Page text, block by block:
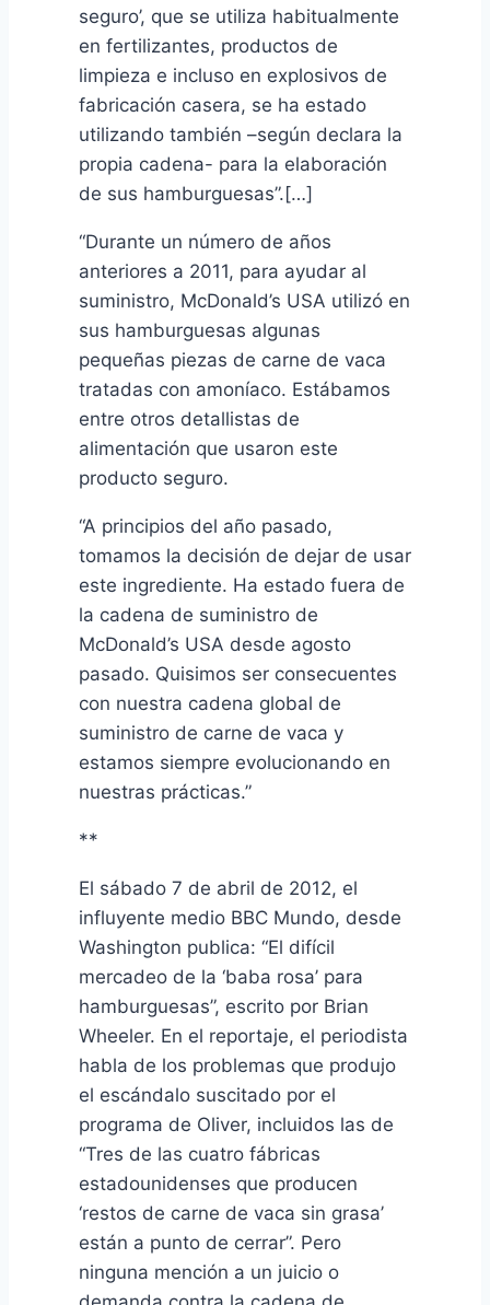
seguro’, que se utiliza habitualmente
en fertilizantes, productos de
limpieza e incluso en explosivos de
fabricación casera, se ha estado
utilizando también –según declara la
propia cadena- para la elaboración
de sus hamburguesas”.[…]
“Durante un número de años
anteriores a 2011, para ayudar al
suministro, McDonald’s USA utilizó en
sus hamburguesas algunas
pequeñas piezas de carne de vaca
tratadas con amoníaco. Estábamos
entre otros detallistas de
alimentación que usaron este
producto seguro.
“A principios del año pasado,
tomamos la decisión de dejar de usar
este ingrediente. Ha estado fuera de
la cadena de suministro de
McDonald’s USA desde agosto
pasado. Quisimos ser consecuentes
con nuestra cadena global de
suministro de carne de vaca y
estamos siempre evolucionando en
nuestras prácticas.”
**
El sábado 7 de abril de 2012, el
influyente medio BBC Mundo, desde
Washington publica: “El difícil
mercadeo de la ‘baba rosa’ para
hamburguesas”, escrito por Brian
Wheeler. En el reportaje, el periodista
habla de los problemas que produjo
el escándalo suscitado por el
programa de Oliver, incluidos las de
“Tres de las cuatro fábricas
estadounidenses que producen
‘restos de carne de vaca sin grasa’
están a punto de cerrar”. Pero
ninguna mención a un juicio o